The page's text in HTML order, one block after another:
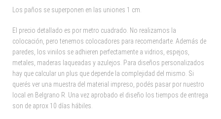
Los paños se superponen en las uniones 1 cm.
El precio detallado es por metro cuadrado. No realizamos la
colocación, pero tenemos colocadores para recomendarte. Además de
paredes, los vinilos se adhieren perfectamente a vidrios, espejos,
metales, maderas laqueadas y azulejos. Para diseños personalizados
hay que calcular un plus que depende la complejidad del mismo. Si
querés ver una muestra del material impreso, podés pasar por nuestro
local en Belgrano R. Una vez aprobado el diseño los tiempos de entrega
son de aprox 10 días hábiles.